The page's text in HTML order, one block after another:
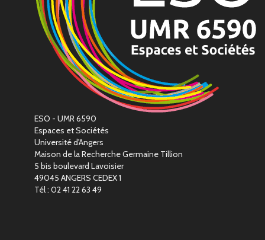
ESO - UMR 6590
Espaces et Sociétés
Université d'Angers
Maison de la Recherche Germaine Tillion
5 bis boulevard Lavoisier
49045 ANGERS CEDEX 1
Tél : 02 41 22 63 49